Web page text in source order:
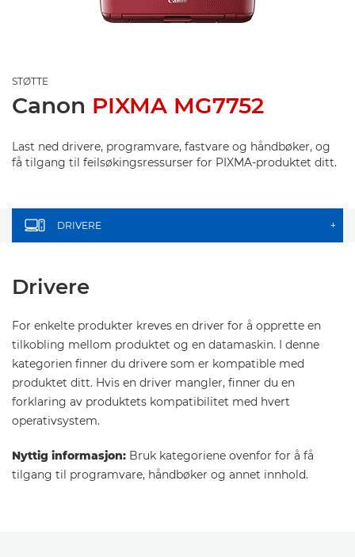
STØTTE
Canon PIXMA MG7752
Last ned drivere, programvare, fastvare og håndbøker, og
få tilgang til feilsøkingsressurser for PIXMA-produktet ditt.
DRIVERE +
Drivere
For enkelte produkter kreves en driver for å opprette en
tilkobling mellom produktet og en datamaskin. I denne
kategorien finner du drivere som er kompatible med
produktet ditt. Hvis en driver mangler, finner du en
forklaring av produktets kompatibilitet med hvert
operativsystem.
Nyttig informasjon: Bruk kategoriene ovenfor for å få
tilgang til programvare, håndbøker og annet innhold.